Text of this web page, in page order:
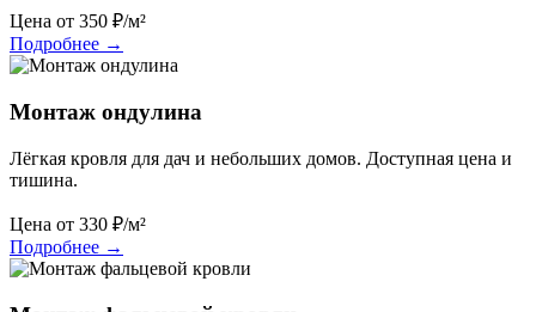
Цена от 350 ₽/м²
Подробнее →
Монтаж ондулина
Лёгкая кровля для дач и небольших домов. Доступная цена и
тишина.
Цена от 330 ₽/м²
Подробнее →